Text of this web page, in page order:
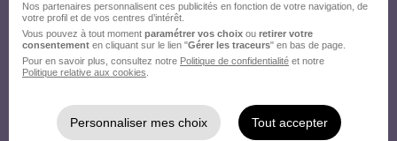
Nos partenaires personnalisent ces publicités en fonction de votre navigation, de
votre profil et de vos centres d’intérêt.
Vous pouvez à tout moment paramétrer vos choix ou retirer votre
consentement en cliquant sur le lien "Gérer les traceurs" en bas de page.
Pour en savoir plus, consultez notre Politique de confidentialité et notre
Politique relative aux cookies
Personnaliser mes choix Tout accepter